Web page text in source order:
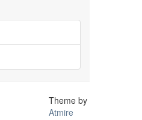
Theme by
Atmire